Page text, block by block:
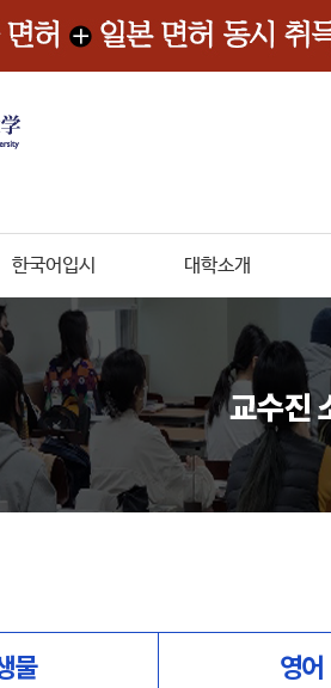
한국어입시 대학소개
물 영어